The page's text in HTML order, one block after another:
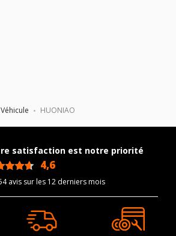
Véhicule HUONIAO
satisfaction est notre priorité
4,6
avis sur les 12 derniers mois